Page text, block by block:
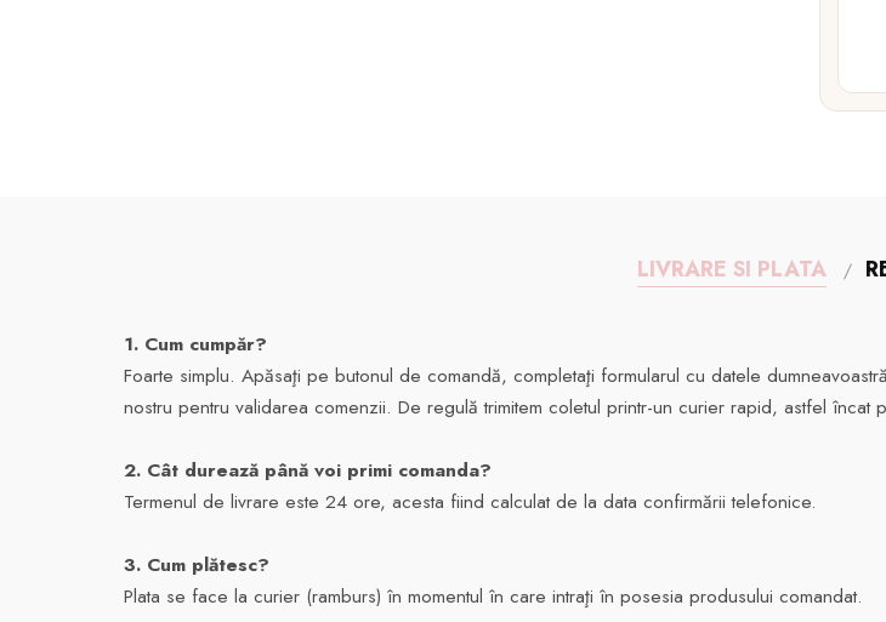
LIVRARE SI PLATA
1. Cum cumpăr?
Foarte simplu. Apăsaţi pe butonul de comandă, completaţi formularul cu datele
nostru pentru validarea comenzii. De regulă trimitem coletul printr-un curier rapid, astfel
2. Cât durează până voi primi comanda?
Termenul de livrare este 24 ore, acesta fiind calculat de la data confirmării telefonice.
3. Cum plătesc?
Plata se face la curier (ramburs) în momentul în care intraţi în posesia produsului comandat.